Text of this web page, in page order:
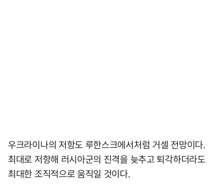
우크라이나의 저항도 루한스크에서처럼 거셀 전망이다.
최대로 저항해 러시아군의 진격을 늦추고 퇴각하더라도
최대한 조직적으로 움직일 것이다.